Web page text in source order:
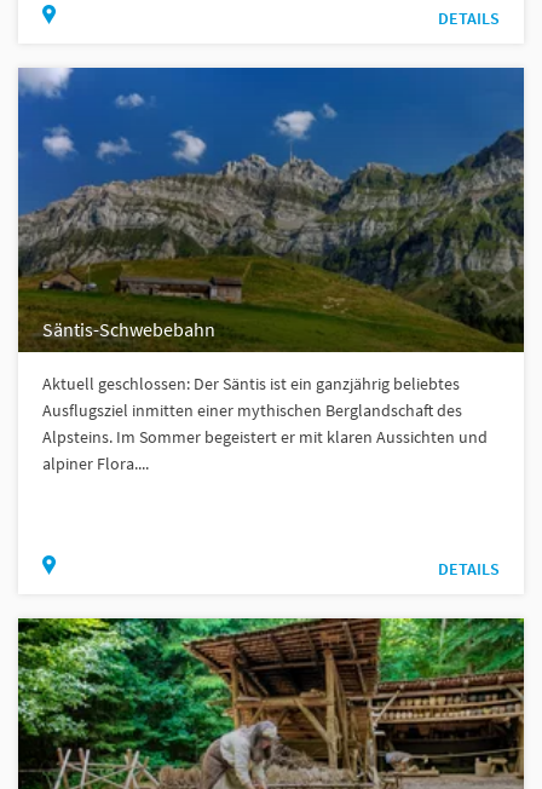
DETAILS
Säntis-Schwebebahn
Aktuell geschlossen: Der Säntis ist ein ganzjährig beliebtes
Ausflugsziel inmitten einer mythischen Berglandschaft des
Alpsteins. Im Sommer begeistert er mit klaren Aussichten und
alpiner Flora....
DETAILS